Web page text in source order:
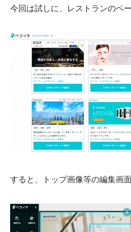
今回は試しに、レストランのペ
すると、トップ画像等の編集画